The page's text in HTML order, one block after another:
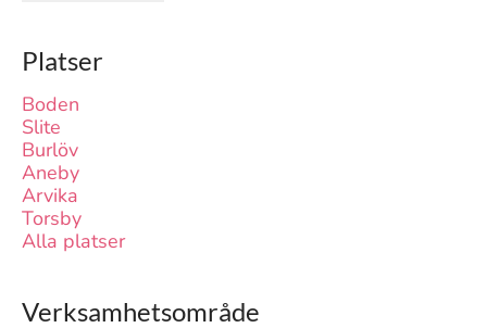
Platser
Boden
Slite
Burlöv
Aneby
Arvika
Torsby
Alla platser
Verksamhetsområde